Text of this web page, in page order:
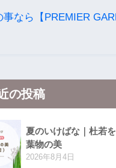
なら【PREMIER
の投稿
夏のいけばな｜杜若
葉物の美
2026年8月4日